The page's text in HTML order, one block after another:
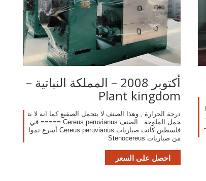
أكتوبر 2008 – المملكة النباتية –
Plant kingdom
درجة الحرارة , وهذا الصنف لا يتحمل الصقيع كما انه لا يت
حمل الملوحة . الصنف Cereus peruvianus ===== في
فلسطين كانت صباريات Cereus peruvianus أسرع نموا
من صباريات Stenocereus
احصل على السعر